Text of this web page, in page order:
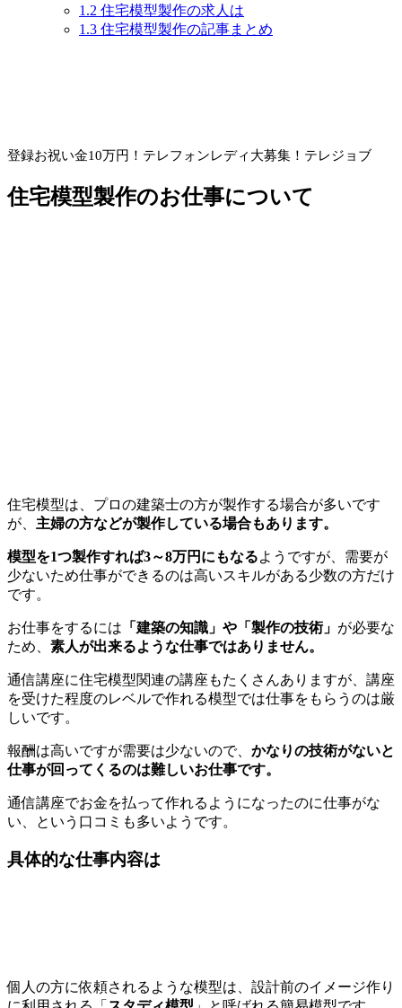
1.2 住宅模型製作の求人は
1.3 住宅模型製作の記事まとめ
登録お祝い金10万円！ テレフォンレディ大募集！テレジョブ
住宅模型製作のお仕事について
住宅模型は、プロの建築士の方が製作する場合が多いです
が、 主婦の方などが製作している場合もあります。
模型を1つ製作すれば3～8万円にもなるようですが、需要が
少ないため仕事ができるのは高いスキルがある少数の方だけ
です。
お仕事をするには 「建築の知識」や「製作の技術」 が必要な
ため、 素人が出来るような仕事ではありません。
通信講座に住宅模型関連の講座もたくさんありますが、講座
を受けた程度のレベルで作れる模型では仕事をもらうのは厳
しいです。
報酬は高いですが需要は少ないので、 かなりの技術がないと
仕事が回ってくるのは難しいお仕事です。
通信講座でお金を払って作れるようになったのに仕事がな
い、という口コミも多いようです。
具体的な仕事内容は
個人の方に依頼されるような模型は、設計前のイメージ作り